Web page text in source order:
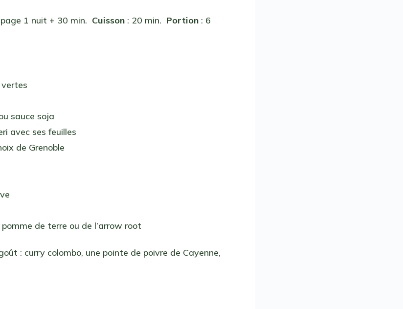
1 nuit + 30 min. Cuisson : 20 min. Portion : 6
sauce soja
avec ses feuilles
de Grenoble
de terre ou de l’arrow root
: curry colombo, une pointe de poivre de Cayenne,